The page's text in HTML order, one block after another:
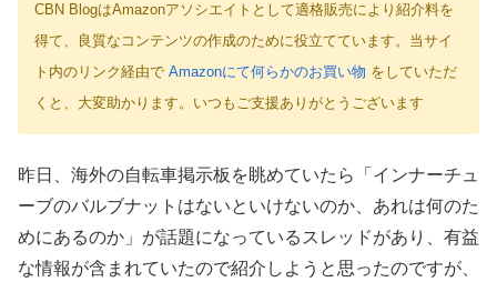
CBN BlogはAmazonアソシエイトとして適格販売により紹介料を
得て、良質なコンテンツの作成のために役立てています。当サイ
ト内のリンク経由で Amazonにて何らかのお買い物 をしていただ
くと、大変助かります。いつもご支援ありがとうございます
昨日、海外の自転車掲示板を眺めていたら「インナーチュ
ーブのバルブナットはないといけないのか、あれは何のた
めにあるのか」が話題になっているスレッドがあり、有益
な情報が含まれていたので紹介しようと思ったのですが、